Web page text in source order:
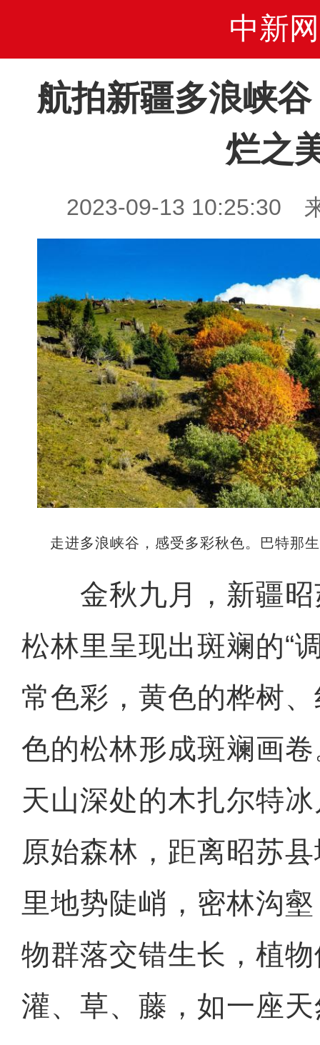
中新网
航拍新疆多浪峡
烂之
2023-09-13 10:25:30
走进多浪峡谷，感受多彩秋色。巴特那
金秋九月，新疆昭
松林里呈现出斑斓的“
常色彩，黄色的桦树
色的松林形成斑斓画
天山深处的木扎尔特
原始森林，距离昭苏
里地势陡峭，密林沟
物群落交错生长，植
灌、草、藤，如一座